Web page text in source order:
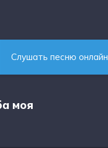
Слушать песню онлайн
моя